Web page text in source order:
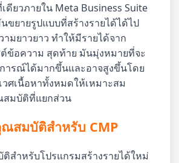
ดียวภายใน Meta Business Suite
ขยายรูปแบบที่สร้างรายได้ได้ไป
มยาวยาว ทำให้มีรายได้จาก
ข้อความ สุดท้าย มันมุ่งหมายที่จะ
ารณ์ได้มากขึ้นและอาจสูงขึ้นโดย
วศเนื้อหาทั้งหมดให้เหมาะสม
มบัติที่แยกส่วน
สมบัติสำหรับ CMP
สำหรับโปรแกรมสร้างรายได้ใหม่